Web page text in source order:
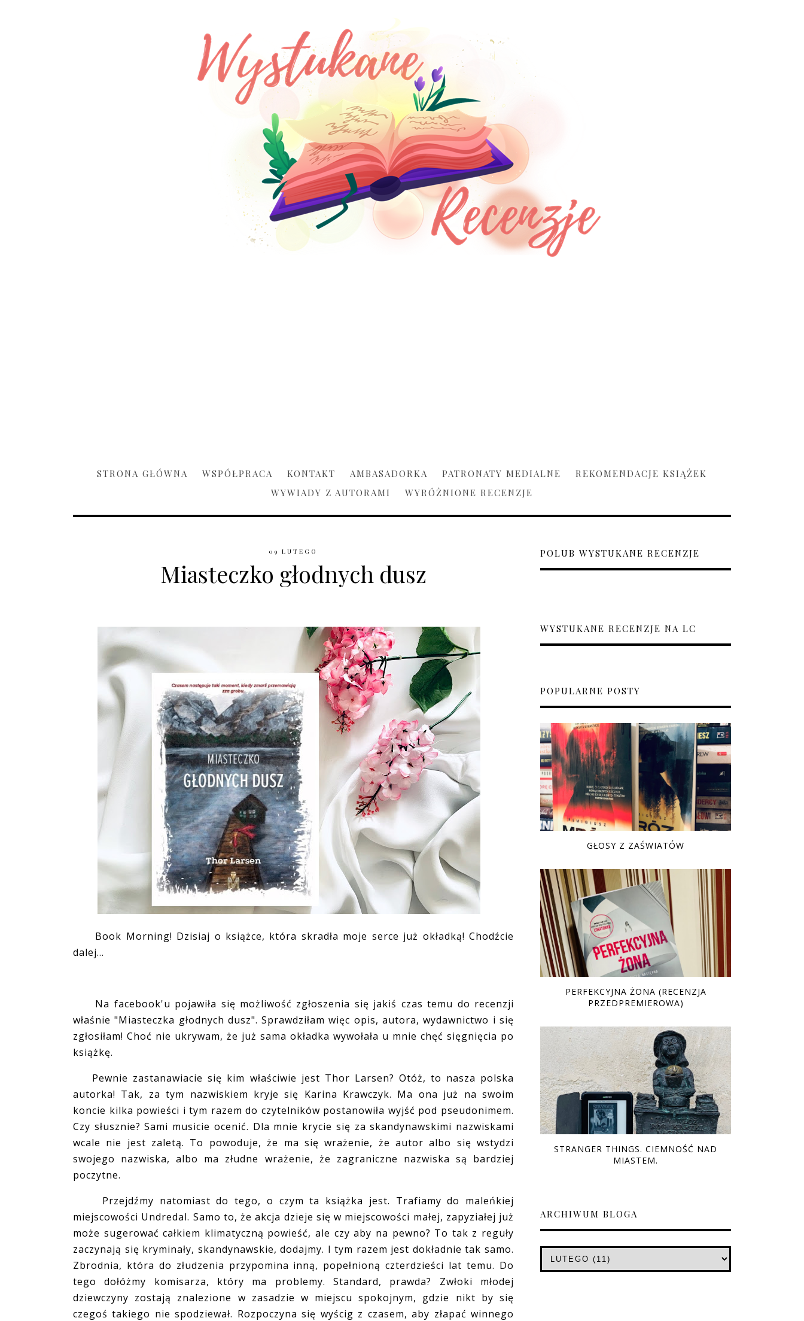
STRONA GŁÓWNA WSPÓŁPRACA KONTAKT AMBASADORKA PATRONATY MEDIALNE
REKOMENDACJE KSIĄŻEK
WYWIADY Z AUTORAMI
WYRÓŻNIONE RECENZJE
09 LUTEGO
Miasteczko głodnych dusz
Book Morning! Dzisiaj o książce, która skradła moje serce już okładką! Chodźcie
dalej...
Na facebook'u pojawiła się możliwość zgłoszenia się jakiś czas temu do recenzji
właśnie "Miasteczka głodnych dusz". Sprawdziłam więc opis, autora, wydawnictwo i się
zgłosiłam! Choć nie ukrywam, że już sama okładka wywołała u mnie chęć sięgnięcia po
książkę.
Pewnie zastanawiacie się kim właściwie jest Thor Larsen? Otóż, to nasza polska
autorka! Tak, za tym nazwiskiem kryje się Karina Krawczyk. Ma ona już na swoim
koncie kilka powieści i tym razem do czytelników postanowiła wyjść pod pseudonimem.
Czy słusznie? Sami musicie ocenić. Dla mnie krycie się za skandynawskimi nazwiskami
wcale nie jest zaletą. To powoduje, że ma się wrażenie, że autor albo się wstydzi
swojego nazwiska, albo ma złudne wrażenie, że zagraniczne nazwiska są bardziej
poczytne.
Przejdźmy natomiast do tego, o czym ta książka jest. Trafiamy do maleńkiej
miejscowości Undredal. Samo to, że akcja dzieje się w miejscowości małej, zapyziałej już
może sugerować całkiem klimatyczną powieść, ale czy aby na pewno? To tak z reguły
zaczynają się kryminały, skandynawskie, dodajmy. I tym razem jest dokładnie tak samo.
Zbrodnia, która do złudzenia przypomina inną, popełnioną czterdzieści lat temu. Do
tego dołóżmy komisarza, który ma problemy. Standard, prawda? Zwłoki młodej
dziewczyny zostają znalezione w zasadzie w miejscu spokojnym, gdzie nikt by się
czegoś takiego nie spodziewał. Rozpoczyna się wyścig z czasem, aby złapać winnego
POLUB WYSTUKANE RECENZJE
WYSTUKANE RECENZJE NA LC
POPULARNE POSTY
GŁOSY Z ZAŚWIATÓW
PERFEKCYJNA ŻONA (RECENZJA
PRZEDPREMIEROWA)
STRANGER THINGS. CIEMNOŚĆ NAD
MIASTEM.
ARCHIWUM BLOGA